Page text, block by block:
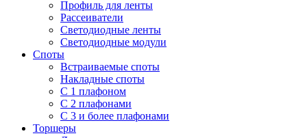
Профиль для ленты
Рассеиватели
Светодиодные ленты
Светодиодные модули
Споты
Встраиваемые споты
Накладные споты
С 1 плафоном
С 2 плафонами
С 3 и более плафонами
Торшеры